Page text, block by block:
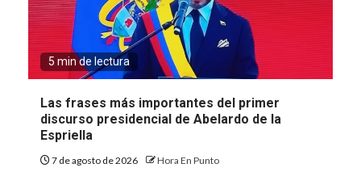
5 min de lectura
Las frases más importantes del primer
discurso presidencial de Abelardo de la
Espriella
7 de agosto de 2026 Hora En Punto